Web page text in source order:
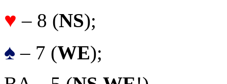
♥ – 8 (NS);
♠ – 7 (WE);